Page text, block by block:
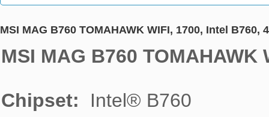
MSI MAG B760 TOMAHAWK WIFI, 1700, Intel B760,
MSI MAG B760 TOMAHAWK
Chipset: Intel® B760